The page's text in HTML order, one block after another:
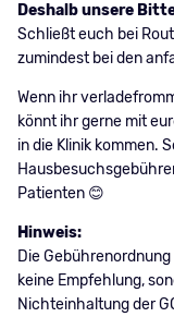
Deshalb unsere
Schließt euch bei
zumindest bei den
Wenn ihr
könnt ihr gerne mit
in die Klinik kommen.
Patienten 😊
Hinweis:
Die
keine Empfehlung,
Nichteinhaltung der